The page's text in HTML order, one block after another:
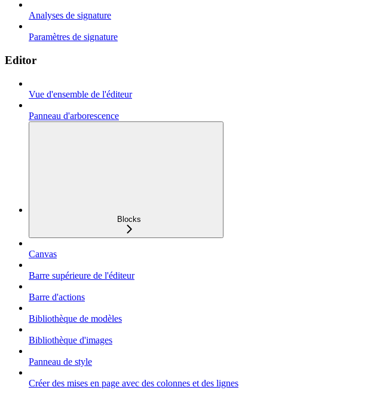
Analyses de signature
Paramètres de signature
Editor
Vue d'ensemble de l'éditeur
Panneau d'arborescence
Blocks
Canvas
Barre supérieure de l'éditeur
Barre d'actions
Bibliothèque de modèles
Bibliothèque d'images
Panneau de style
Créer des mises en page avec des colonnes et des lignes